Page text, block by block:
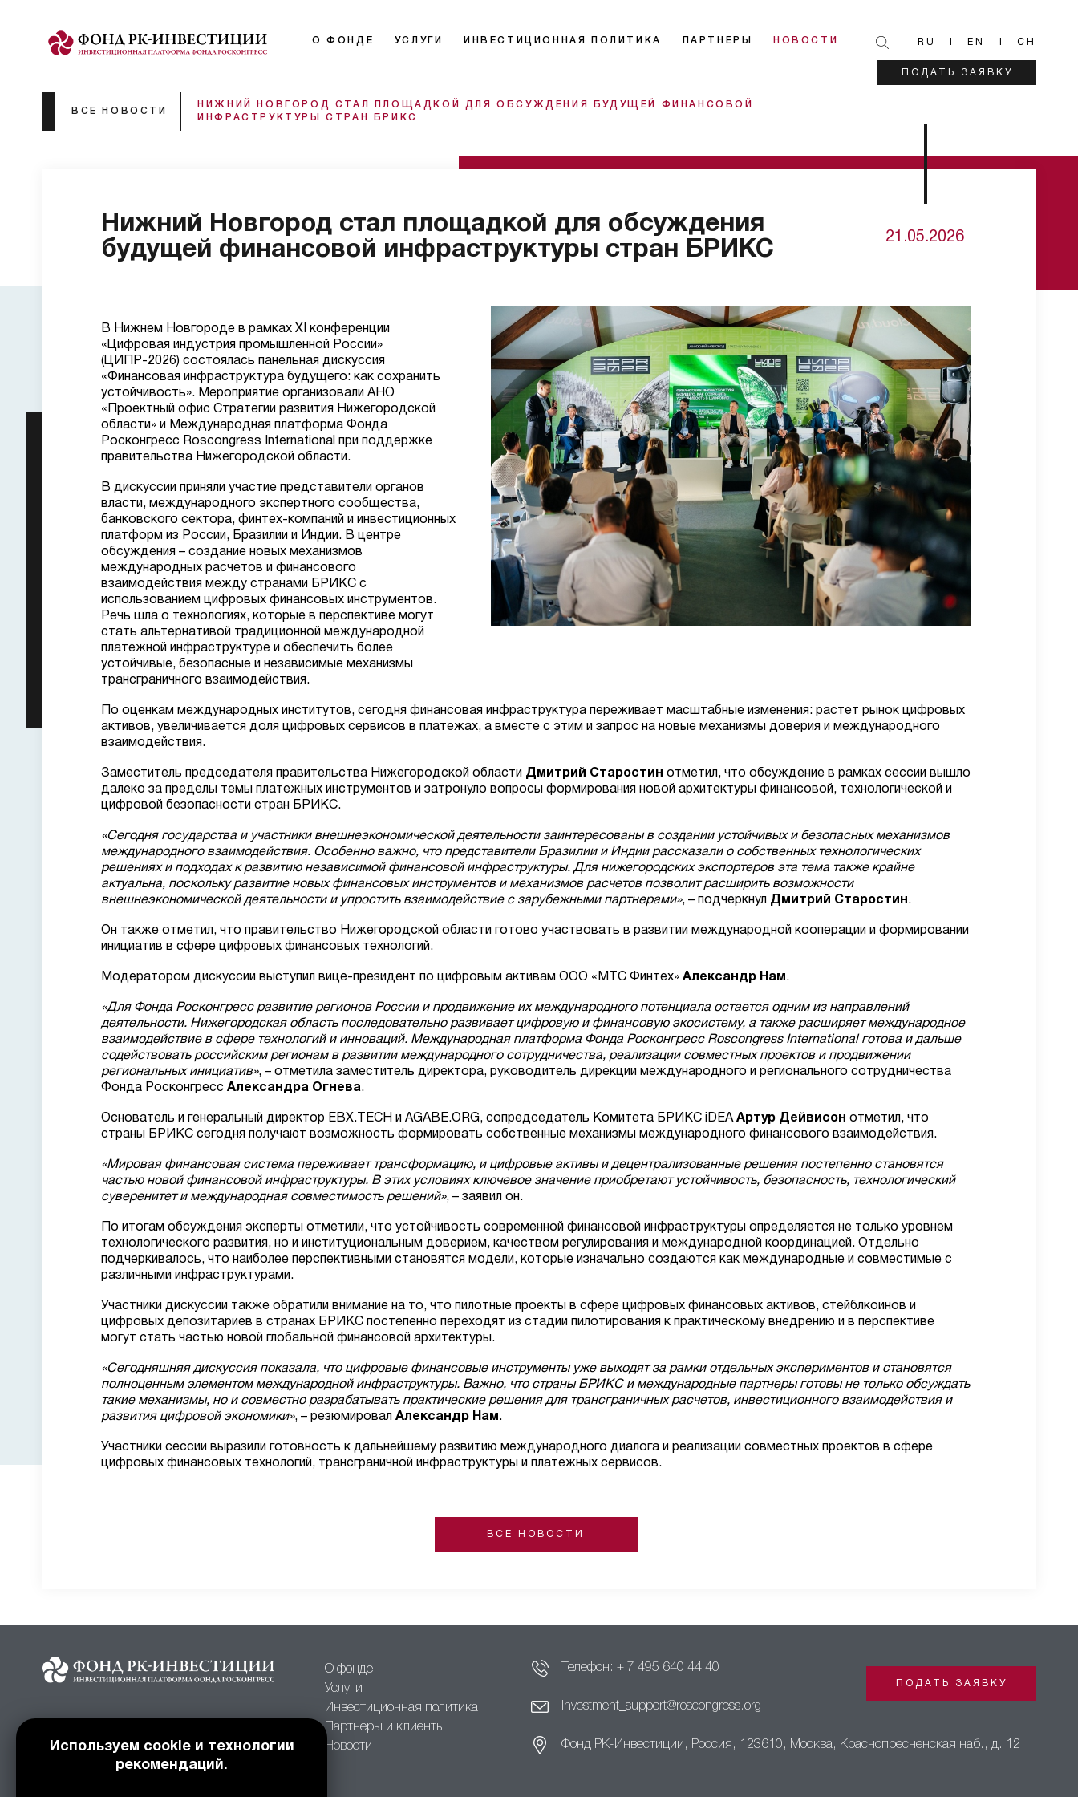
Используем cookie и технологии
рекомендаций.
RU EN CH
ПОДАТЬ ЗАЯВКУ
О ФОНДЕ УСЛУГИ ИНВЕСТИЦИОННАЯ ПОЛИТИКА ПАРТНЕРЫ НОВОСТИ
ВСЕ НОВОСТИ
НИЖНИЙ НОВГОРОД СТАЛ ПЛОЩАДКОЙ ДЛЯ ОБСУЖДЕНИЯ БУДУЩЕЙ ФИНАНСОВОЙ
ИНФРАСТРУКТУРЫ СТРАН БРИКС
Нижний Новгород стал площадкой для обсуждения
будущей финансовой инфраструктуры стран БРИКС
21.05.2026
В Нижнем Новгороде в рамках XI конференции
«Цифровая индустрия промышленной России»
(ЦИПР-2026) состоялась панельная дискуссия
«Финансовая инфраструктура будущего: как сохранить
устойчивость». Мероприятие организовали АНО
«Проектный офис Стратегии развития Нижегородской
области» и Международная платформа Фонда
Росконгресс Roscongress International при поддержке
правительства Нижегородской области.
В дискуссии приняли участие представители органов
власти, международного экспертного сообщества,
банковского сектора, финтех-компаний и инвестиционных
платформ из России, Бразилии и Индии. В центре
обсуждения – создание новых механизмов
международных расчетов и финансового
взаимодействия между странами БРИКС с
использованием цифровых финансовых инструментов.
Речь шла о технологиях, которые в перспективе могут
стать альтернативой традиционной международной
платежной инфраструктуре и обеспечить более
устойчивые, безопасные и независимые механизмы
трансграничного взаимодействия.
По оценкам международных институтов, сегодня финансовая инфраструктура переживает масштабные изменения: растет рынок цифровых
активов, увеличивается доля цифровых сервисов в платежах, а вместе с этим и запрос на новые механизмы доверия и международного
взаимодействия.
Заместитель председателя правительства Нижегородской области Дмитрий Старостин отметил, что обсуждение в рамках сессии вышло
далеко за пределы темы платежных инструментов и затронуло вопросы формирования новой архитектуры финансовой, технологической и
цифровой безопасности стран БРИКС.
«Сегодня государства и участники внешнеэкономической деятельности заинтересованы в создании устойчивых и безопасных механизмов
международного взаимодействия. Особенно важно, что представители Бразилии и Индии рассказали о собственных технологических
решениях и подходах к развитию независимой финансовой инфраструктуры. Для нижегородских экспортеров эта тема также крайне
актуальна, поскольку развитие новых финансовых инструментов и механизмов расчетов позволит расширить возможности
внешнеэкономической деятельности и упростить взаимодействие с зарубежными партнерами», – подчеркнул Дмитрий Старостин .
Он также отметил, что правительство Нижегородской области готово участвовать в развитии международной кооперации и формировании
инициатив в сфере цифровых финансовых технологий.
Модератором дискуссии выступил вице-президент по цифровым активам ООО «МТС Финтех» Александр Нам .
«Для Фонда Росконгресс развитие регионов России и продвижение их международного потенциала остается одним из направлений
деятельности. Нижегородская область последовательно развивает цифровую и финансовую экосистему, а также расширяет международное
взаимодействие в сфере технологий и инноваций. Международная платформа Фонда Росконгресс Roscongress International готовa и дальше
содействовать российским регионам в развитии международного сотрудничества, реализации совместных проектов и продвижении
региональных инициатив», – отметила заместитель директора, руководитель дирекции международного и регионального сотрудничества
Фонда Росконгресс Александра Огнева.
Основатель и генеральный директор EBX.TECH и AGABE.ORG, сопредседатель Комитета БРИКС iDEA Артур Дейвисон отметил, что
страны БРИКС сегодня получают возможность формировать собственные механизмы международного финансового взаимодействия.
«Мировая финансовая система переживает трансформацию, и цифровые активы и децентрализованные решения постепенно становятся
частью новой финансовой инфраструктуры. В этих условиях ключевое значение приобретают устойчивость, безопасность, технологический
суверенитет и международная совместимость решений», – заявил он.
По итогам обсуждения эксперты отметили, что устойчивость современной финансовой инфраструктуры определяется не только уровнем
технологического развития, но и институциональным доверием, качеством регулирования и международной координацией. Отдельно
подчеркивалось, что наиболее перспективными становятся модели, которые изначально создаются как международные и совместимые с
различными инфраструктурами.
Участники дискуссии также обратили внимание на то, что пилотные проекты в сфере цифровых финансовых активов, стейблкоинов и
цифровых депозитариев в странах БРИКС постепенно переходят из стадии пилотирования к практическому внедрению и в перспективе
могут стать частью новой глобальной финансовой архитектуры.
«Сегодняшняя дискуссия показала, что цифровые финансовые инструменты уже выходят за рамки отдельных экспериментов и становятся
полноценным элементом международной инфраструктуры. Важно, что страны БРИКС и международные партнеры готовы не только обсуждать
такие механизмы, но и совместно разрабатывать практические решения для трансграничных расчетов, инвестиционного взаимодействия и
развития цифровой экономики», – резюмировал Александр Нам .
Участники сессии выразили готовность к дальнейшему развитию международного диалога и реализации совместных проектов в сфере
цифровых финансовых технологий, трансграничной инфраструктуры и платежных сервисов.
ВСЕ НОВОСТИ
О фонде
Услуги
Инвестиционная политика
Партнеры и клиенты
Новости
ПОДАТЬ ЗАЯВКУ
Телефон: + 7 495 640 44 40
Investment_support@roscongress.org
Фонд РК-Инвестиции, Россия, 123610, Москва, Краснопресненская наб., д. 12